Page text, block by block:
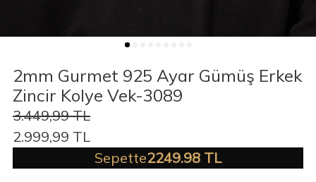
2mm Gurmet 925 Ayar Gümüş Erkek
Zincir Kolye Vek-3089
3.449,99TL
2.999,99 TL
Sepette2249.98 TL